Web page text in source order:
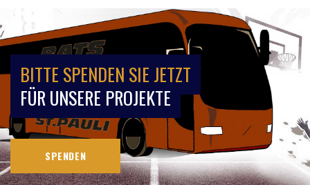
BITTE SPENDEN SIE JETZT
FÜR UNSERE PROJEKTE
SPENDEN